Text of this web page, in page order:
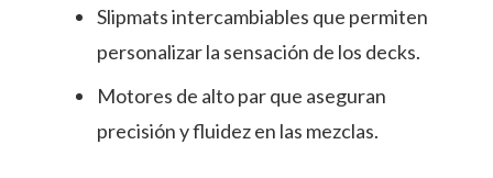
Slipmats intercambiables que permiten
personalizar la sensación de los decks.
Motores de alto par que aseguran
precisión y fluidez en las mezclas.